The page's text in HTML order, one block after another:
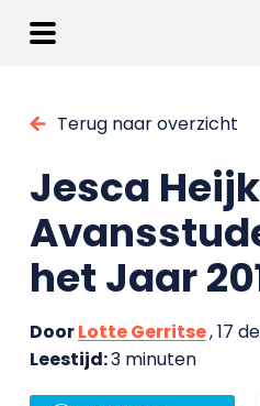
Terug naar overzicht
Jesca
het Jaar
DoorLotte Gerritse, 17
Leestijd:3 minuten